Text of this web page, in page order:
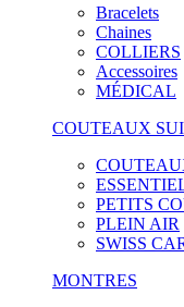
Bracelets
Chaines
COLLIERS
Accessoires
MÉDICAL
COUTEAUX
PETITS
PLEIN AIR
SWISS
MONTRES